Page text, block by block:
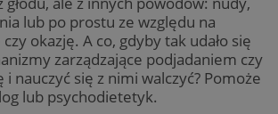
lub po prostu ze względu na
okazję. A co, gdyby tak udało się
zarządzające podjadaniem czy
nauczyć się z nimi walczyć? Pomoże
lub psychodietetyk.